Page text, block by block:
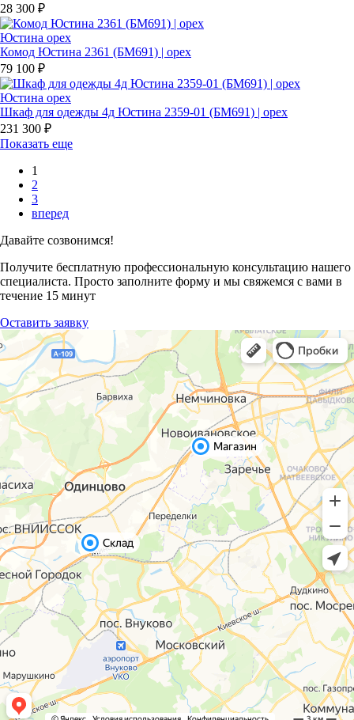
28 300 ₽
Юстина орех
Комод Юстина 2361 (БМ691) | орех
79 100 ₽
Юстина орех
Шкаф для одежды 4д Юстина 2359-01 (БМ691) | орех
231 300 ₽
Показать еще
1
2
3
вперед
Давайте созвонимся!
Получите бесплатную профессиональную консультацию нашего
специалиста. Просто заполните форму и мы свяжемся с вами в
течение 15 минут
Оставить заявку